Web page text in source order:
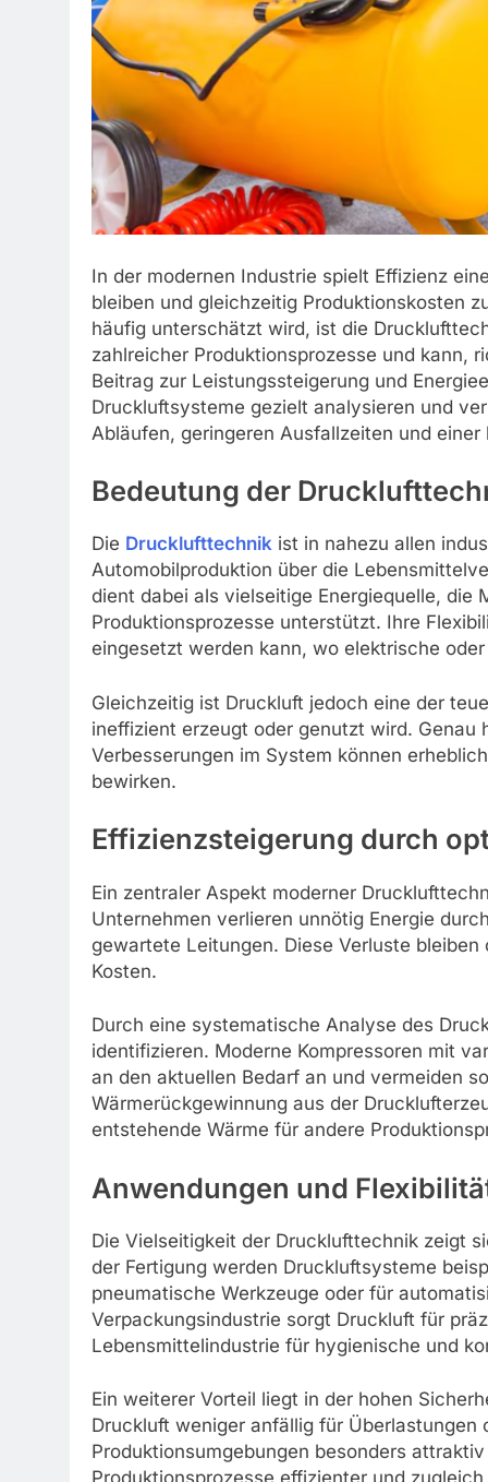
In der modernen Industrie spielt Effizienz
bleiben und gleichzeitig Produktionskosten
häufig unterschätzt wird, ist die
zahlreicher Produktionsprozesse und kann,
Beitrag zur Leistungssteigerung und
Druckluftsysteme gezielt analysieren und
Abläufen, geringeren Ausfallzeiten und
Bedeutung der
Die Drucklufttechnik ist in nahezu allen
Automobilproduktion über die
dient dabei als vielseitige Energiequelle,
Produktionsprozesse unterstützt. Ihre
eingesetzt werden kann, wo elektrische
Gleichzeitig ist Druckluft jedoch eine der
ineffizient erzeugt oder genutzt wird. Genau
Verbesserungen im System können
bewirken.
Effizienzsteigerung durch
Ein zentraler Aspekt moderner
Unternehmen verlieren unnötig Energie
gewartete Leitungen. Diese Verluste
Kosten.
Durch eine systematische Analyse des
identifizieren. Moderne Kompressoren mit
an den aktuellen Bedarf an und vermeiden
Wärmerückgewinnung aus der
entstehende Wärme für andere
Anwendungen und
Die Vielseitigkeit der Drucklufttechnik zeigt
der Fertigung werden Druckluftsysteme
pneumatische Werkzeuge oder für
Verpackungsindustrie sorgt Druckluft für
Lebensmittelindustrie für hygienische und
Ein weiterer Vorteil liegt in der hohen
Druckluft weniger anfällig für Überlastungen
Produktionsumgebungen besonders